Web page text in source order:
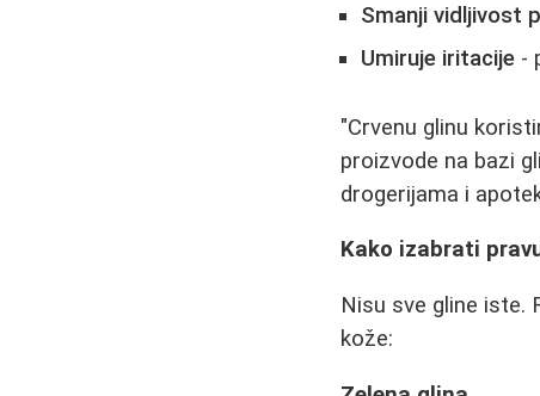
Smanji vidljivost
Umiruje iritacije -
"Crvenu glinu
proizvode na bazi
drogerijama i
Kako izabrati
Nisu sve gline iste.
kože: